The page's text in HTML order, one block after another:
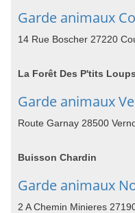
Garde animaux
14 Rue Boscher 27220
La Forêt Des P'tits Loups
Garde animaux
Route Garnay 28500
Buisson Chardin
Garde animaux
2 A Chemin Minieres